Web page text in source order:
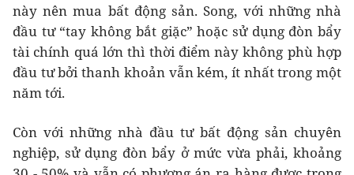
này nên mua bất động sản. Song, với những nhà
đầu tư “tay không bắt giặc” hoặc sử dụng đòn bẩy
tài chính quá lớn thì thời điểm này không phù hợp
đầu tư bởi thanh khoản vẫn kém, ít nhất trong một
năm tới.
Còn với những nhà đầu tư bất động sản chuyên
nghiệp, sử dụng đòn bẩy ở mức vừa phải, khoảng